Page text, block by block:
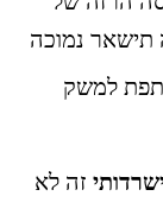
נמוכה
למשק
זה לא